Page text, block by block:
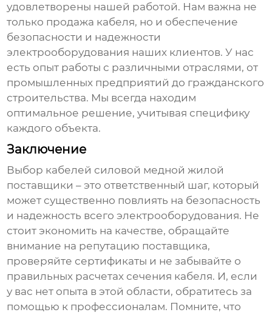
удовлетворены нашей работой. Нам важна не
только продажа кабеля, но и обеспечение
безопасности и надежности
электрооборудования наших клиентов. У нас
есть опыт работы с различными отраслями, от
промышленных предприятий до гражданского
строительства. Мы всегда находим
оптимальное решение, учитывая специфику
каждого объекта.
Заключение
Выбор кабелей силовой медной жилой
поставщики – это ответственный шаг, который
может существенно повлиять на безопасность
и надежность всего электрооборудования. Не
стоит экономить на качестве, обращайте
внимание на репутацию поставщика,
проверяйте сертификаты и не забывайте о
правильных расчетах сечения кабеля. И, если
у вас нет опыта в этой области, обратитесь за
помощью к профессионалам. Помните, что